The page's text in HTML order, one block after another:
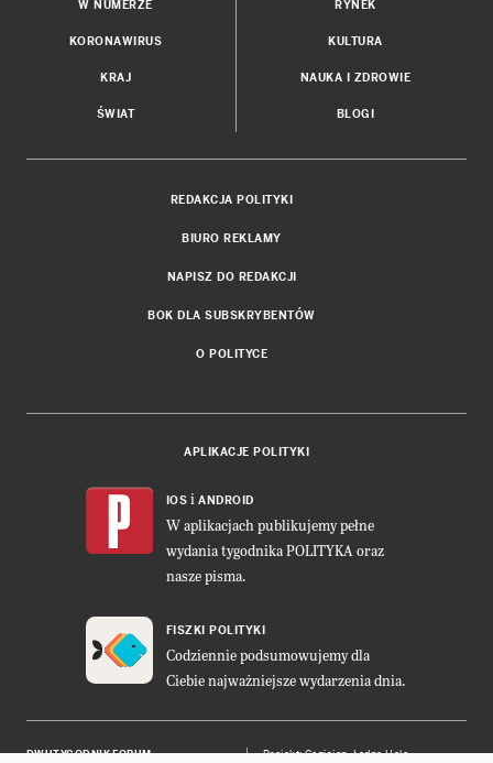
W NUMERZE
KORONAWIRUS
KRAJ
ŚWIAT
RYNEK
KULTURA
NAUKA I ZDROWIE
BLOGI
REDAKCJA POLITYKI
BIURO REKLAMY
NAPISZ DO REDAKCJI
BOK DLA SUBSKRYBENTÓW
O POLITYCE
APLIKACJE POLITYKI
IOS i ANDROID
W aplikacjach publikujemy pełne
wydania tygodnika POLITYKA oraz
nasze pisma.
FISZKI POLITYKI
Codziennie podsumowujemy dla
Ciebie najważniejsze wydarzenia dnia.
DWUTYGODNIK FORUM Projekt:Cogision,Ładne Halo